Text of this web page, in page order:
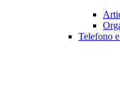
Telefono